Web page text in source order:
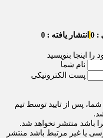
0 انتشار یافته : 0
را اینجا بنویسید
نام شما
پست الکترونیکی
پس از تایید توسط تیم
باشد منتشر نخواهد شد.
یا غیر مرتبط باشد منتشر